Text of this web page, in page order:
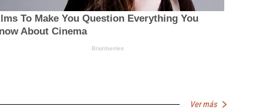
Ver más